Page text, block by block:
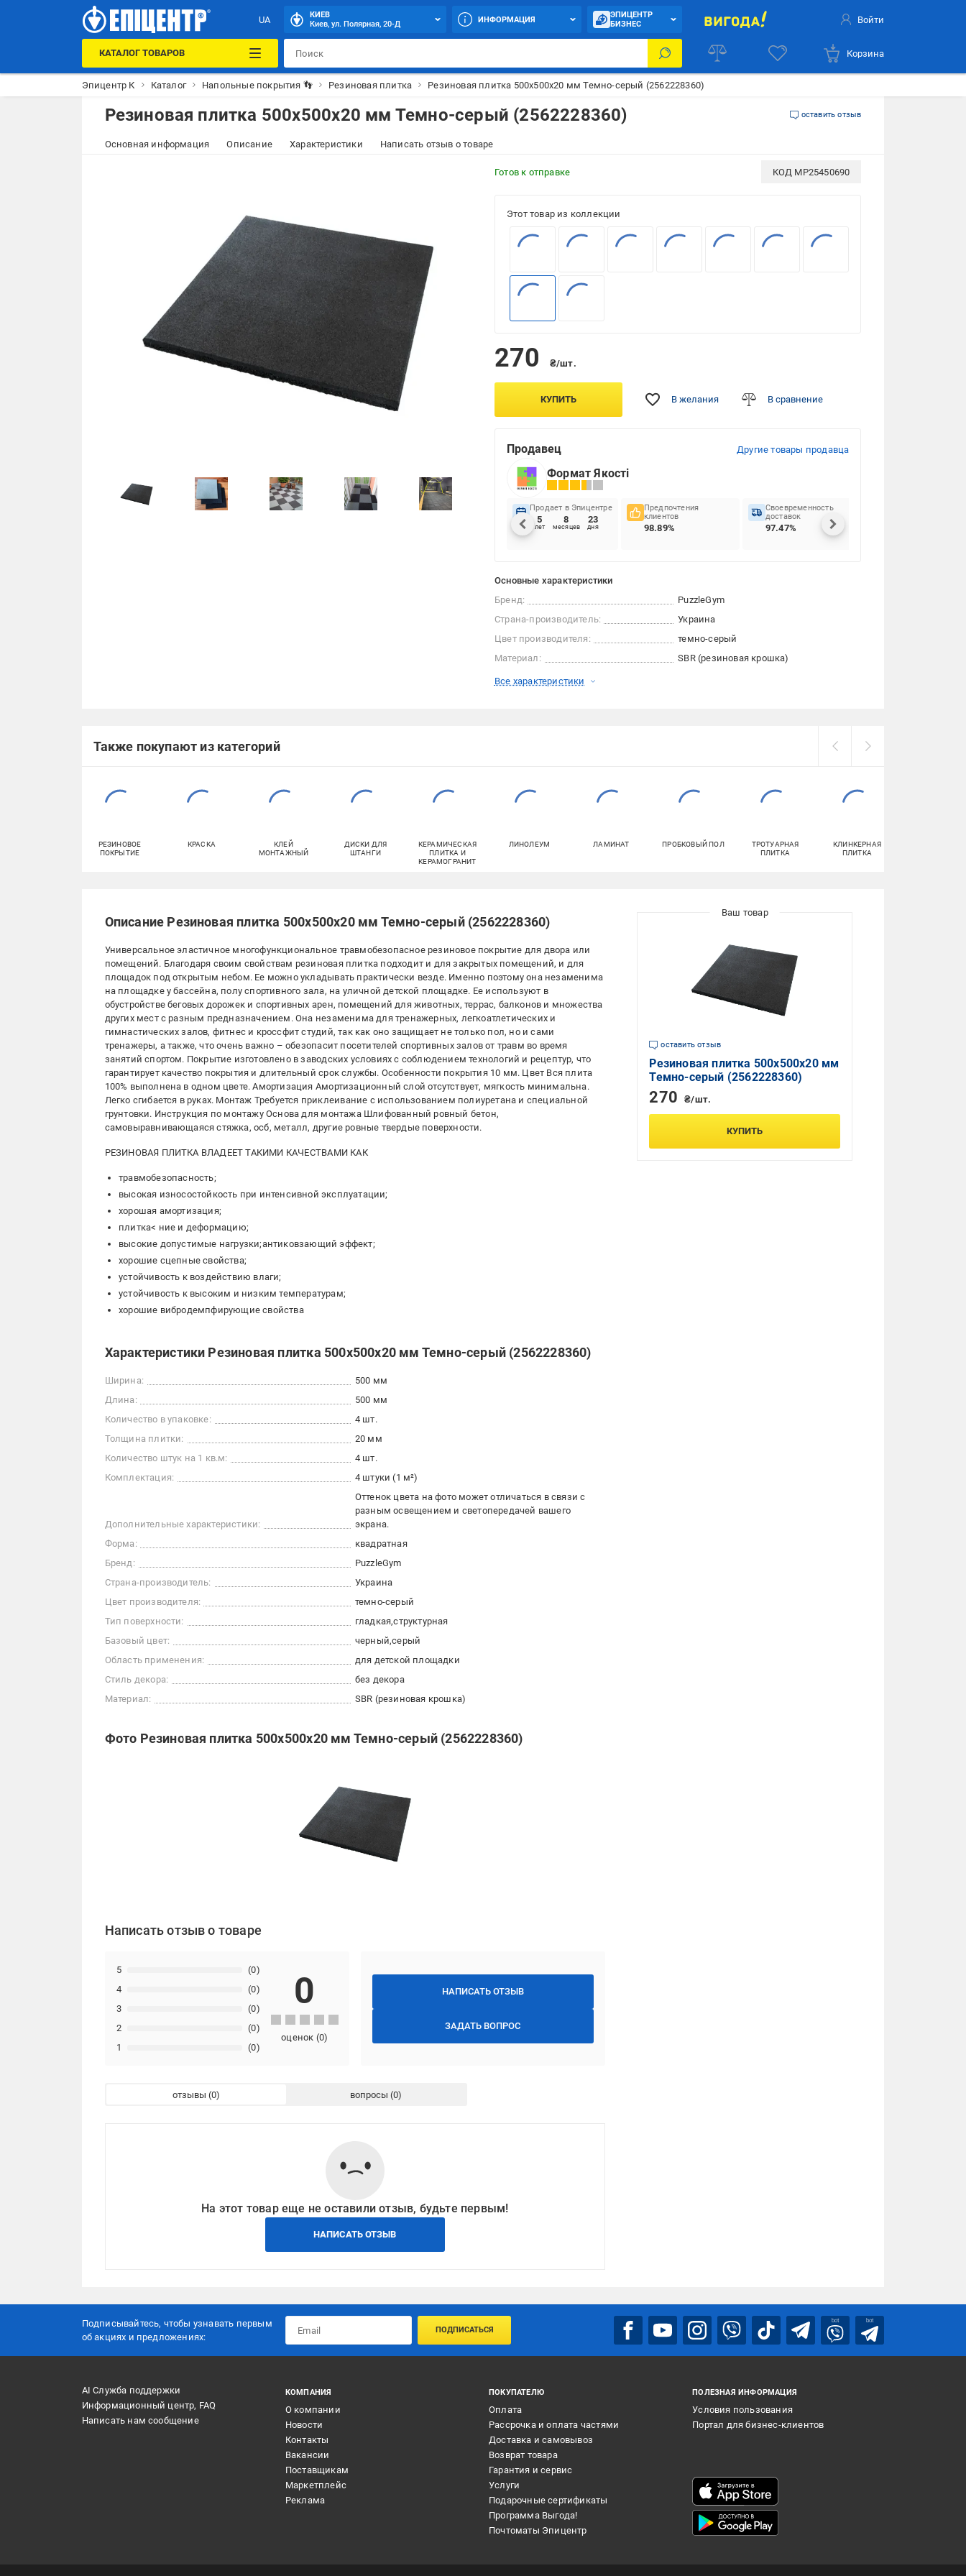
UA
КИЕВ
Киев, ул. Полярная, 20-Д
ИНФОРМАЦИЯ
ЭПИЦЕНТР
БИЗНЕС
Войти
КАТАЛОГ ТОВАРОВ Корзина
Эпицентр К Каталог Напольные покрытия 👣 Резиновая плитка Резиновая плитка 500х500х20 мм Темно-серый (2562228360)
Резиновая плитка 500х500х20 мм Темно-серый (2562228360) оставить отзыв
Основная информация Описание Характеристики Написать отзыв о товаре
Готов к отправке КОД MP25450690
Этот товар из коллекции
270 ₴/шт.
КУПИТЬ В желания В сравнение
Продавец Другие товары продавца
Формат Якості
Продает в Эпицентре
5
лет
8
месяцев
23
дня
Предпочтения
клиентов
98.89%
Своевременность
доставок
97.47%
Основные характеристики
Бренд:
PuzzleGym
Страна-производитель:
Украина
Цвет производителя:
темно-серый
Материал:
SBR (резиновая крошка)
Все характеристики
Также покупают из категорий
РЕЗИНОВОЕ
ПОКРЫТИЕ
КРАСКА
КЛЕЙ
МОНТАЖНЫЙ
ДИСКИ ДЛЯ
ШТАНГИ
КЕРАМИЧЕСКАЯ
ПЛИТКА И
КЕРАМОГРАНИТ
ЛИНОЛЕУМ ЛАМИНАТ ПРОБКОВЫЙ ПОЛ
ТРОТУАРНАЯ
ПЛИТКА
КЛИНКЕРНАЯ
ПЛИТКА
Описание Резиновая плитка 500х500х20 мм Темно-серый (2562228360)
Универсальное эластичное многофункциональное травмобезопасное резиновое покрытие для двора или
помещений. Благодаря своим свойствам резиновая плитка подходит и для закрытых помещений, и для
площадок под открытым небом. Ее можно укладывать практически везде. Именно поэтому она незаменима
на площадке у бассейна, полу спортивного зала, на уличной детской площадке. Ее используют в
обустройстве беговых дорожек и спортивных арен, помещений для животных, террас, балконов и множества
других мест с разным предназначением. Она незаменима для тренажерных, легкоатлетических и
гимнастических залов, фитнес и кроссфит студий, так как оно защищает не только пол, но и сами
тренажеры, а также, что очень важно – обезопасит посетителей спортивных залов от травм во время
занятий спортом. Покрытие изготовлено в заводских условиях с соблюдением технологий и рецептур, что
гарантирует качество покрытия и длительный срок службы. Особенности покрытия 10 мм. Цвет Вся плита
100% выполнена в одном цвете. Амортизация Амортизационный слой отсутствует, мягкость минимальна.
Легко сгибается в руках. Монтаж Требуется приклеивание с использованием полиуретана и специальной
грунтовки. Инструкция по монтажу Основа для монтажа Шлифованный ровный бетон,
самовыравнивающаяся стяжка, осб, металл, другие ровные твердые поверхности.
РЕЗИНОВАЯ ПЛИТКА ВЛАДЕЕТ ТАКИМИ КАЧЕСТВАМИ КАК
травмобезопасность;
высокая износостойкость при интенсивной эксплуатации;
хорошая амортизация;
плитка< ние и деформацию;
высокие допустимые нагрузки;антиковзающий эффект;
хорошие сцепные свойства;
устойчивость к воздействию влаги;
устойчивость к высоким и низким температурам;
хорошие вибродемпфирующие свойства
Характеристики Резиновая плитка 500х500х20 мм Темно-серый (2562228360)
Ширина:
500 мм
Длина:
500 мм
Количество в упаковке:
4 шт.
Толщина плитки:
20 мм
Количество штук на 1 кв.м:
4 шт.
Комплектация:
4 штуки (1 м²)
Дополнительные характеристики:
Оттенок цвета на фото может отличаться в связи с
разным освещением и светопередачей вашего
экрана.
Форма:
квадратная
Бренд:
PuzzleGym
Страна-производитель:
Украина
Цвет производителя:
темно-серый
Тип поверхности:
гладкая структурная
Базовый цвет:
черный серый
Область применения:
для детской площадки
Стиль декора:
без декора
Материал:
SBR (резиновая крошка)
Фото Резиновая плитка 500х500х20 мм Темно-серый (2562228360)
Написать отзыв о товаре
НАПИСАТЬ ОТЗЫВ
ЗАДАТЬ ВОПРОС
1 (0)
2 (0)
3 (0)
4 (0)
5 (0)
0
оценок (0)
отзывы вопросы
На этот товар еще не оставили отзыв, будьте первым!
НАПИСАТЬ ОТЗЫВ
оставить отзыв
Резиновая плитка 500х500х20 мм
Темно-серый (2562228360)
270 ₴/шт.
КУПИТЬ
Подписывайтесь, чтобы узнавать первым
об акцияx и предложениях:
ПОДПИСАТЬСЯ
bot bot
AI Служба поддержки
Информационный центр, FAQ
Написать нам сообщение
КОМПАНИЯ
О компании
Новости
Контакты
Вакансии
Поставщикам
Маркетплейс
Реклама
ПОКУПАТЕЛЮ
Оплата
Рассрочка и оплата частями
Доставка и самовывоз
Возврат товара
Гарантия и сервис
Услуги
Подарочные сертификаты
Программа Выгода!
Почтоматы Эпицентр
ПОЛЕЗНАЯ ИНФОРМАЦИЯ
Условия пользования
Портал для бизнес-клиентов